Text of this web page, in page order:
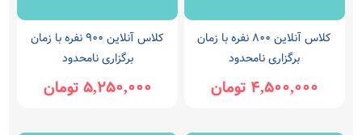
کلاس آنلاین 800 نفره با زمان
برگزاری نامحدود
4,500,000 تومان
کلاس آنلاین 900 نفره با زمان
برگزاری نامحدود
5,250,000 تومان